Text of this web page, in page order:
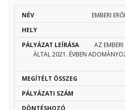
EMBERI
AZ EMBERI
ÁLTAL 2021. ÉVBEN